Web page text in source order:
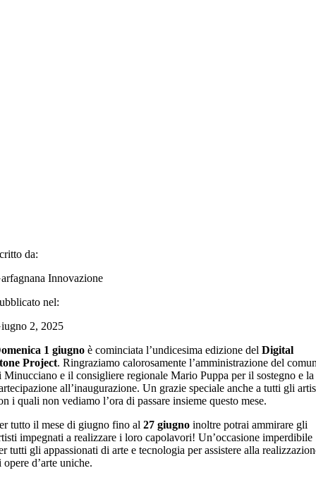
da:
Innovazione
nel:
2, 2025
1 giugno è cominciata l’undicesima edizione delDigital
Project. Ringraziamo calorosamente l’amministrazione del
Minucciano e il consigliere regionaleMario Puppa per il sostegno e la
all’inaugurazione. Un grazie speciale anche a tutti gli
i quali non vediamo l’ora di passare insieme questo mese.
tutto il mese di giugno fino al27 giugno inoltre potrai ammirare gli
impegnati a realizzare i loro capolavori! Un’occasione imperdibile
tutti gli appassionati di arte e tecnologia per assistere alla
opere d’arte uniche.